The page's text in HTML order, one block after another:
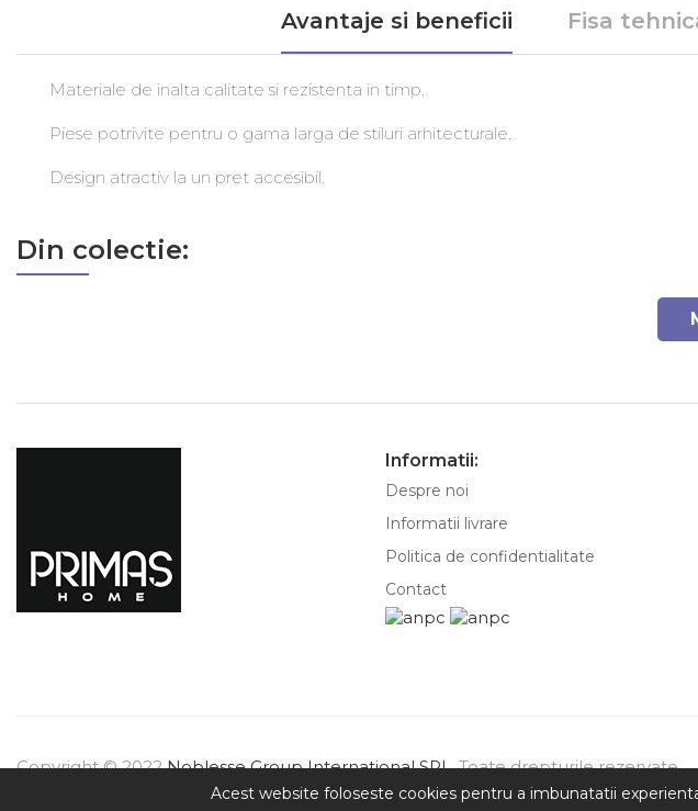
Avantaje si beneficii Fisa
Materiale de inalta calitate si rezistenta in timp.
Piese potrivite pentru o gama larga de stiluri arhitecturale.
Design atractiv la un pret accesibil.
Din colectie:
Acest website foloseste cookies pentru a imbunatatii
Informatii:
Despre noi
Informatii livrare
Politica de confidentialitate
Contact
Copyright © 2022Noblesse Group International SRL. Toate drepturile rezervate.